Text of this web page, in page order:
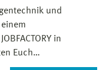
und
in
Euch…